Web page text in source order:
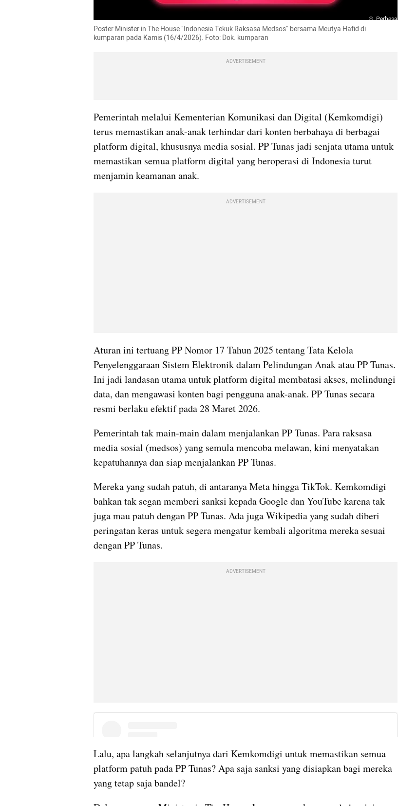
Perbesar
Poster Minister in The House "Indonesia Tekuk Raksasa Medsos" bersama Meutya Hafid di
kumparan pada Kamis (16/4/2026). Foto: Dok. kumparan
ADVERTISEMENT
Pemerintah melalui Kementerian Komunikasi dan Digital (Kemkomdigi)
terus memastikan anak-anak terhindar dari konten berbahaya di berbagai
platform digital, khususnya media sosial. PP Tunas jadi senjata utama untuk
memastikan semua platform digital yang beroperasi di Indonesia turut
menjamin keamanan anak.
ADVERTISEMENT
Aturan ini tertuang PP Nomor 17 Tahun 2025 tentang Tata Kelola
Penyelenggaraan Sistem Elektronik dalam Pelindungan Anak atau PP Tunas.
Ini jadi landasan utama untuk platform digital membatasi akses, melindungi
data, dan mengawasi konten bagi pengguna anak-anak. PP Tunas secara
resmi berlaku efektif pada 28 Maret 2026.
Pemerintah tak main-main dalam menjalankan PP Tunas. Para raksasa
media sosial (medsos) yang semula mencoba melawan, kini menyatakan
kepatuhannya dan siap menjalankan PP Tunas.
Mereka yang sudah patuh, di antaranya Meta hingga TikTok. Kemkomdigi
bahkan tak segan memberi sanksi kepada Google dan YouTube karena tak
juga mau patuh dengan PP Tunas. Ada juga Wikipedia yang sudah diberi
peringatan keras untuk segera mengatur kembali algoritma mereka sesuai
dengan PP Tunas.
ADVERTISEMENT
Lalu, apa langkah selanjutnya dari Kemkomdigi untuk memastikan semua
platform patuh pada PP Tunas? Apa saja sanksi yang disiapkan bagi mereka
yang tetap saja bandel?